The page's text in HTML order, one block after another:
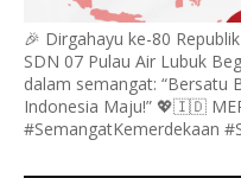
🎉 Dirgahayu ke-80
SDN 07 Pulau Air Lubuk
dalam semangat: “Bersatu
Indonesia Maju!” 💖🇮🇩
#SemangatKemerdekaan